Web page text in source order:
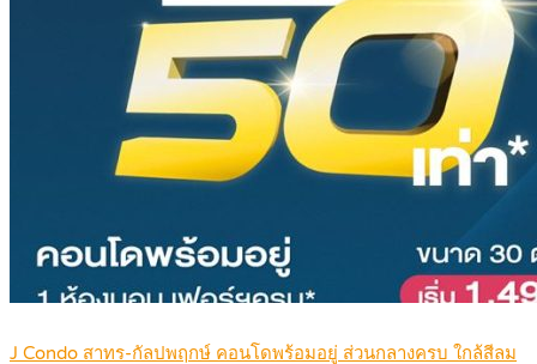
J Condo สาทร-กัลปพฤกษ์ คอนโดพร้อมอยู่ ส่วนกลางครบ ใกล้สีลม